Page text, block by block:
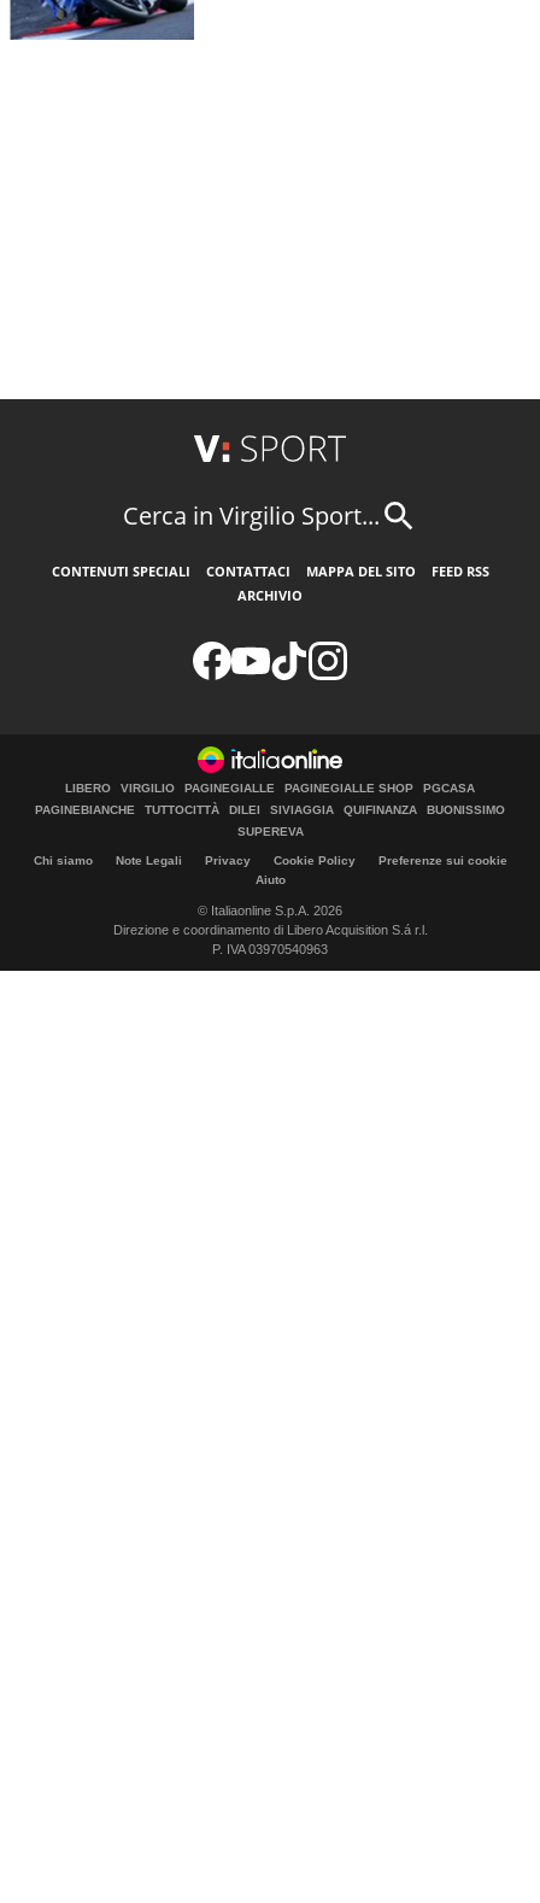
Cerca in Virgilio Sport...
CONTENUTI SPECIALI CONTATTACI MAPPA DEL SITO
FEED RSS
ARCHIVIO
LIBERO VIRGILIO PAGINEGIALLE PAGINEGIALLE SHOP
PGCASA
PAGINEBIANCHE
TUTTOCITTÀ DILEI SIVIAGGIA QUIFINANZA
BUONISSIMO
SUPEREVA
Chi siamo Note Legali Privacy Cookie Policy
Preferenze sui cookie
Aiuto
© Italiaonline S.p.A. 2026
Direzione e coordinamento di Libero Acquisition S.á r.l.
P. IVA 03970540963